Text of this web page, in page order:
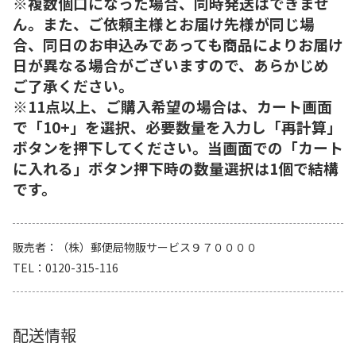
ん。また、ご依頼主様とお届け先様が同じ場
合、同日のお申込みであっても商品によりお届け
日が異なる場合がございますので、あらかじめ
ご了承ください。
※11点以上、ご購入希望の場合は、カート画面
で「10+」を選択、必要数量を入力し「再計算」
ボタンを押下してください。当画面での「カート
に入れる」ボタン押下時の数量選択は1個で結構
です。
販売者
（株）郵便局物販サービス９７００００
TEL
0120-315-116
配送情報